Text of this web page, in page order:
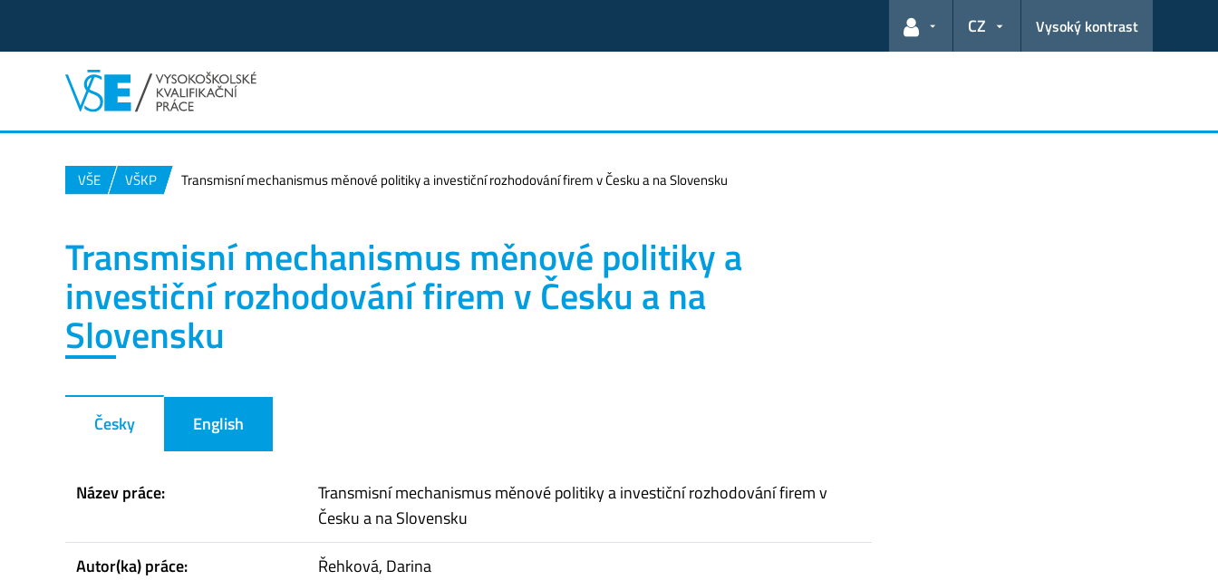
Odkazy pro uživatele
CZ Vysoký kontrast
VŠE VŠKP Transmisní mechanismus měnové politiky a investiční rozhodování firem v Česku a na Slovensku
Transmisní mechanismus měnové politiky a
investiční rozhodování firem v Česku a na
Slovensku
Česky English
Název práce:
Transmisní mechanismus měnové politiky a investiční rozhodování firem v
Česku a na Slovensku
Autor(ka) práce:
Řehková, Darina